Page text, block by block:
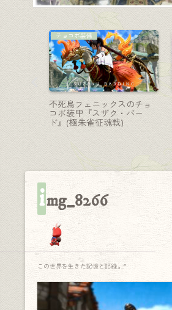
AF装備
召喚士AF1装備の色違い・濃
色の復古調装備『サマナ
ー』シリーズ（ララフェル
男子Ver.）
img_8266
この世界を生きた記憶と記録.｡.:*